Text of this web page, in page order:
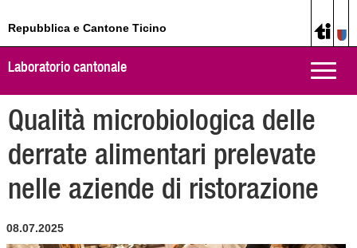
Repubblica e Cantone Ticino
Toggle
Laboratorio cantonale
Qualità microbiologica delle
derrate alimentari prelevate
nelle aziende di ristorazione
08.07.2025